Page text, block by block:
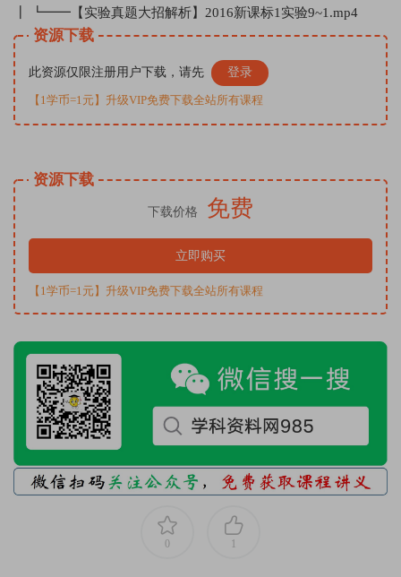
┃ ┗━━【实验真题大招解析】2016新课标1实验9~1.mp4
资源下载
此资源仅限注册用户下载，请先 登录
【1学币=1元】升级VIP免费下载全站所有课程
资源下载
下载价格 免费
立即购买
【1学币=1元】升级VIP免费下载全站所有课程
0 1